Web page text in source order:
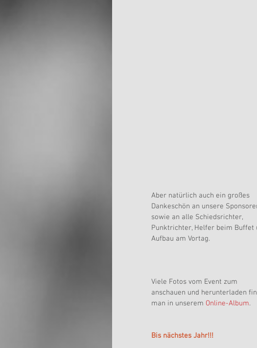
Aber natürlich auch ein großes
Dankeschön an unsere
sowie an alle Schiedsrichter,
Punktrichter, Helfer beim Buffet
Aufbau am Vortag.
Viele Fotos vom Event zum
anschauen und herunterladen
man in unserem Online-Album.
Bis nächstes Jahr!!!